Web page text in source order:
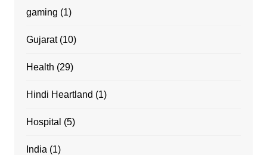
gaming (1)
Gujarat(10)
Health (29)
Hindi Heartland (1)
Hospital (5)
India (1)